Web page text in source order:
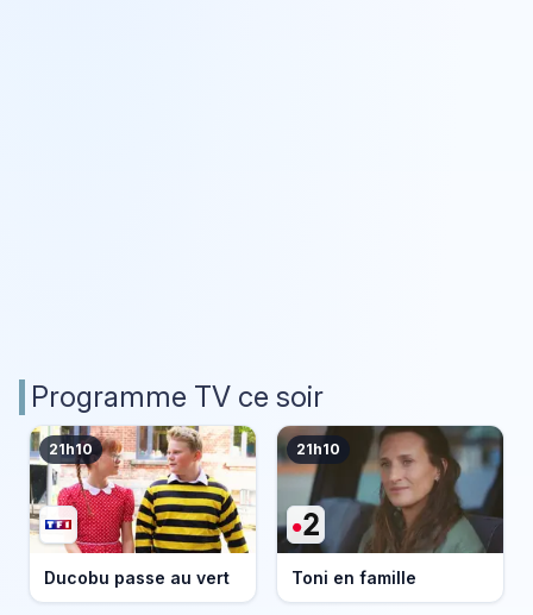
Programme TV ce soir
21h10
Ducobu passe au vert
21h10
Toni en famille